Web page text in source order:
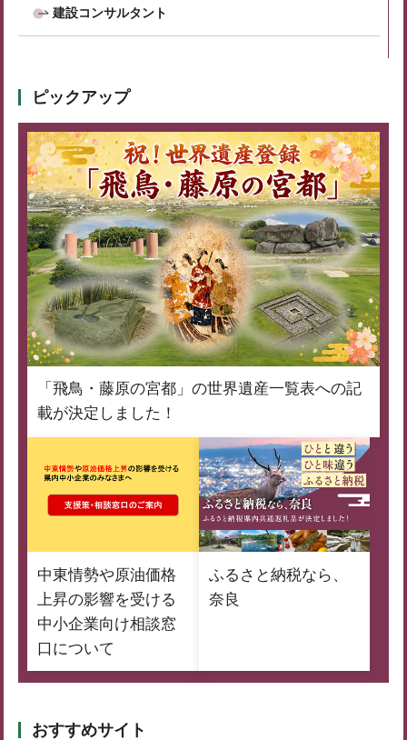
建設コンサルタント
ピックアップ
「飛鳥・藤原の宮都」の世界遺産一覧表への記
載が決定しました！
中東情勢や原油価格
上昇の影響を受ける
中小企業向け相談窓
口について
ふるさと納税なら、
奈良
おすすめサイト